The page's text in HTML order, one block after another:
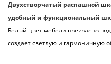
Двухстворчатый распашной
удобный и функциональный
Белый цвет мебели прекрасно
создает светлую и гармоничную